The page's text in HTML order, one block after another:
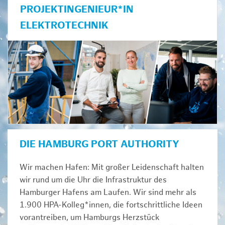
PROJEKTINGENIEUR*IN
ELEKTROTECHNIK
DIE HAMBURG PORT AUTHORITY
Wir machen Hafen: Mit großer Leidenschaft halten
wir rund um die Uhr die Infrastruktur des
Hamburger Hafens am Laufen. Wir sind mehr als
1.900 HPA-Kolleg*innen, die fortschrittliche Ideen
vorantreiben, um Hamburgs Herzstück